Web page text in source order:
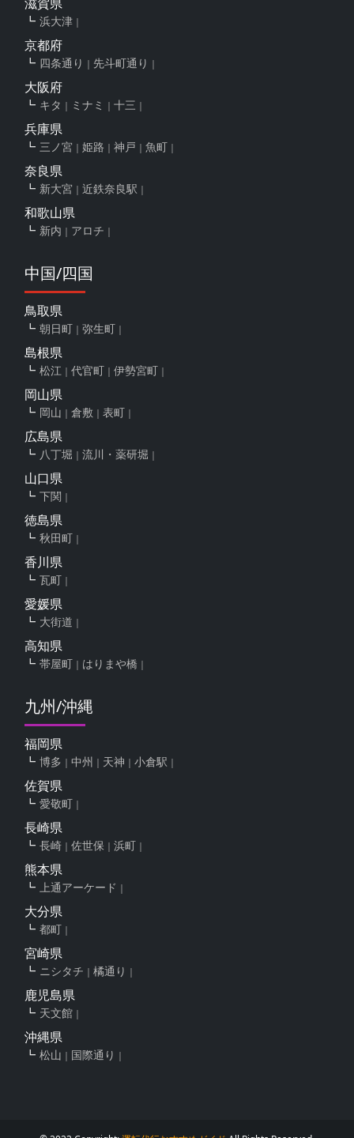
浜大津
京都府
四条通り 先斗町通り
大阪府
キタ ミナミ 十三
兵庫県
三ノ宮 姫路 神戸 魚町
奈良県
新大宮 近鉄奈良駅
和歌山県
新内 アロチ
中国/四国
鳥取県
朝日町 弥生町
島根県
松江 代官町 伊勢宮町
岡山県
岡山 倉敷 表町
広島県
八丁堀 流川・薬研堀
山口県
下関
徳島県
秋田町
香川県
瓦町
愛媛県
大街道
高知県
帯屋町 はりまや橋
九州/沖縄
福岡県
博多 中州 天神 小倉駅
佐賀県
愛敬町
長崎県
長崎 佐世保 浜町
熊本県
上通アーケード
大分県
都町
宮崎県
ニシタチ 橘通り
鹿児島県
天文館
沖縄県
松山 国際通り